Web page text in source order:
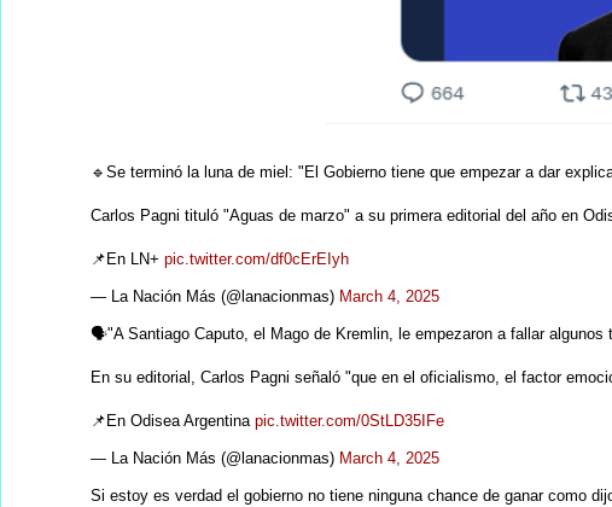
🔹Se terminó la luna de miel: "El Gobierno tiene que empezar a dar
Carlos Pagni tituló "Aguas de marzo" a su primera editorial del año en
📌En LN+ pic.twitter.com/df0cErEIyh
— La Nación Más (@lanacionmas) March 4, 2025
🗣️"A Santiago Caputo, el Mago de Kremlin, le empezaron a fallar algunos
En su editorial, Carlos Pagni señaló "que en el oficialismo, el factor
📌En Odisea Argentina pic.twitter.com/0StLD35IFe
— La Nación Más (@lanacionmas) March 4, 2025
Si estoy es verdad el gobierno no tiene ninguna chance de ganar como